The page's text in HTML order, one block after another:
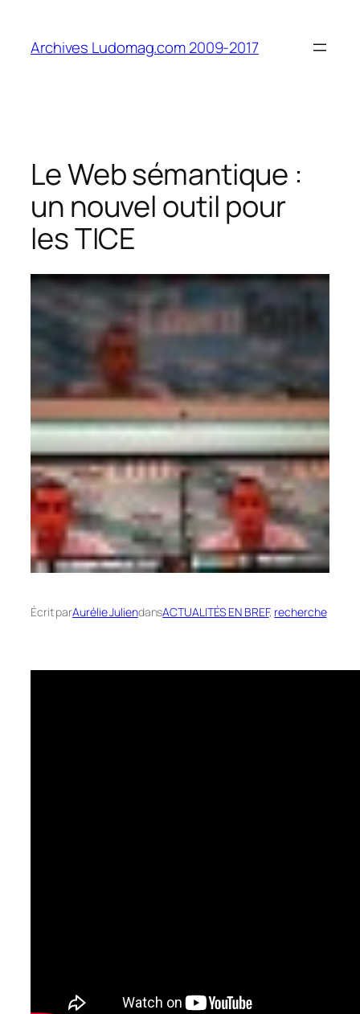
contenu
Archives Ludomag.com 2009-2017
Le Web sémantique :
un nouvel outil pour
les TICE
Écrit parAurélie JuliendansACTUALITÉS EN BREF, recherche